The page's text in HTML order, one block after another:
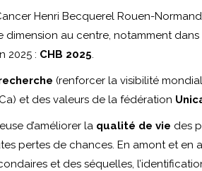
Henri Becquerel Rouen-
dimension au centre, notamment
2025 : CHB 2025.
(renforcer la visibilité
et des valeurs de la fédération
d’améliorer la qualité de vie des
pertes de chances. En amont et en
et des séquelles,